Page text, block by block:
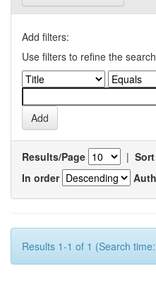
Add filters:
Use filters to refine the
Results/Page |
In order
Results 1-1 of 1 (Search